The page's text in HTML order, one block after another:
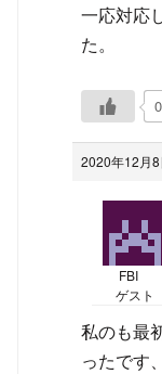
一応対応
た。
0
2020年12月
FBI
ゲスト
私のも最
ったです